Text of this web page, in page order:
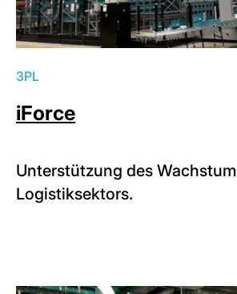
3PL
iForce
Unterstützung des
Logistiksektors.